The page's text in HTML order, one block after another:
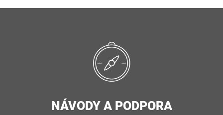
NÁVODY A PODPORA